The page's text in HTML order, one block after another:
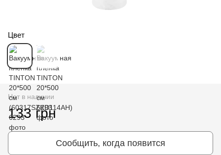
Цвет
Нет в наличии
133 грн
Сообщить, когда появится